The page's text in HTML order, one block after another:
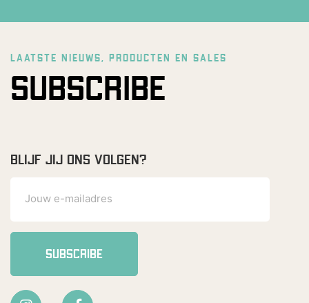
LAATSTE NIEUWS, PRODUCTEN EN SALES
SUBSCRIBE
BLIJF JIJ ONS VOLGEN?
SUBSCRIBE